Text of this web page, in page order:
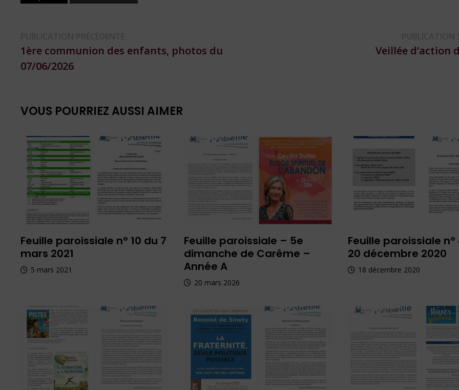
de
l’article
précédente :
1ère communion des enfants, photos du
07/06/2026
Veillée d’action
VOUS POURRIEZ AUSSI AIMER
Feuille paroissiale n° 10 du 7
mars 2021
5 mars 2021
Feuille paroissiale – 5e
dimanche de Carême –
Année A
20 mars 2026
Feuille paroissiale n°
20 décembre 2020
18 décembre 2020